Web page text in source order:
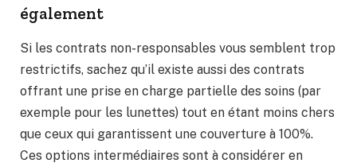
également
Si les contrats non-responsables vous semblent trop
restrictifs, sachez qu’il existe aussi des contrats
offrant une prise en charge partielle des soins (par
exemple pour les lunettes) tout en étant moins chers
que ceux qui garantissent une couverture à 100%.
Ces options intermédiaires sont à considérer en